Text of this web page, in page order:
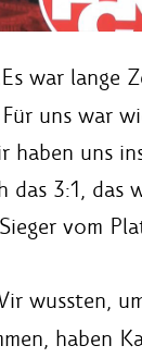
war lange
uns war
haben uns
das 3:1, das
vom
wussten,
haben